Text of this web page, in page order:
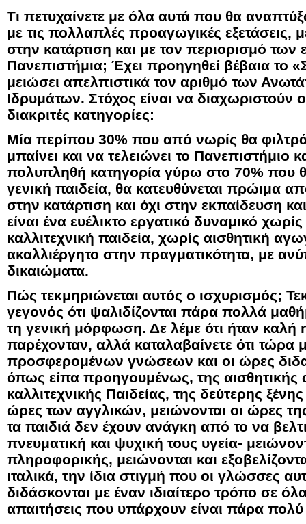
Τι πετυχαίνετε με όλα αυτά που θα
με τις πολλαπλές προαγωγικές
στην κατάρτιση και με τον περιορισμό των
Πανεπιστήμια; Έχει προηγηθεί βέβαια το
μειώσει απελπιστικά τον αριθμό των
Ιδρυμάτων. Στόχος είναι να διαχωριστούν
διακριτές κατηγορίες:
Μία περίπου 30% που από νωρίς θα
μπαίνει και να τελειώνει το Πανεπιστήμιο
πολυπληθή κατηγορία γύρω στο 70% που
γενική παιδεία, θα κατευθύνεται πρώιμα
στην κατάρτιση και όχι στην εκπαίδευση
είναι ένα ευέλικτο εργατικό δυναμικό
καλλιτεχνική παιδεία, χωρίς αισθητική
ακαλλιέργητο στην πραγματικότητα, με
δικαιώματα.
Πώς τεκμηριώνεται αυτός ο ισχυρισμός;
γεγονός ότι ψαλιδίζονται πάρα πολλά
τη γενική μόρφωση. Δε λέμε ότι ήταν
παρέχονταν, αλλά καταλαβαίνετε ότι τώρα
προσφερομένων γνώσεων και οι ώρες
όπως είπα προηγουμένως, της αισθητικής
καλλιτεχνικής Παιδείας, της δεύτερης
ώρες των αγγλικών, μειώνονται οι ώρες
τα παιδιά δεν έχουν ανάγκη από το να
πνευματική και ψυχική τους υγεία-
πληροφορικής, μειώνονται και
ιταλικά, την ίδια στιγμή που οι γλώσσες
διδάσκονται με έναν ιδιαίτερο τρόπο σε
απαιτήσεις που υπάρχουν είναι πάρα